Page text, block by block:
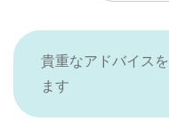
貴重なアドバイス
ます